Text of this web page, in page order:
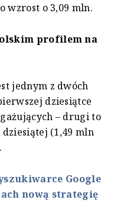
wzrost o 3,09 mln.
profilem na
jednym z dwóch
dziesiątce
– drugi to
(1,49 mln
Google
nową strategię